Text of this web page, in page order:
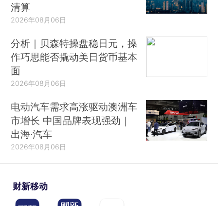
清算
2026年08月06日
分析｜贝森特操盘稳日元，操
作巧思能否撬动美日货币基本
面
2026年08月06日
电动汽车需求高涨驱动澳洲车
市增长 中国品牌表现强劲｜
出海·汽车
2026年08月06日
财新移动